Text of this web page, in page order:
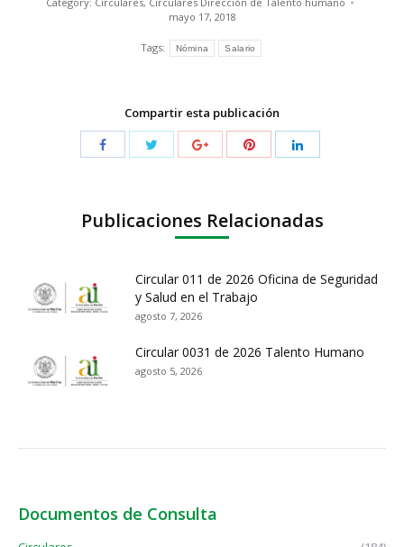
mayo 17, 2018
Tags: Nómina Salario
Compartir esta publicación
Publicaciones Relacionadas
Circular 011 de 2026 Oficina de Seguridad
y Salud en el Trabajo
agosto 7, 2026
Circular 0031 de 2026 Talento Humano
agosto 5, 2026
Documentos de Consulta